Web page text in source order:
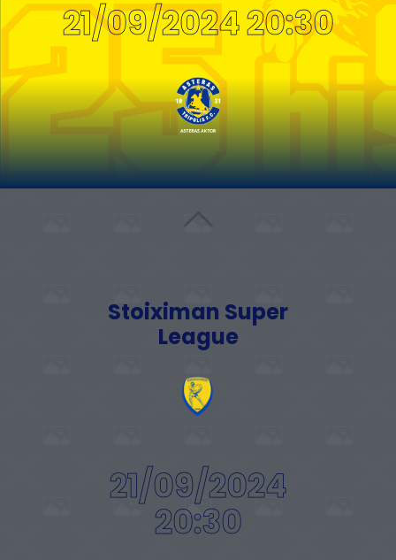
21/09/2024 20:30
Stoiximan Super
League
21/09/2024
20:30